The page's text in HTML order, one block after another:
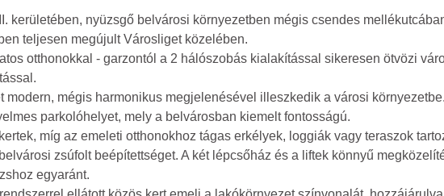
kerületében, nyüzsgő belvárosi környezetben mégis csendes
teljesen megújult Városliget közelében.
otthonokkal - garzontól a 2 hálószobás kialakítással sikeresen ötvözi
modern, mégis harmonikus megjelenésével illeszkedik a városi
parkolóhelyet, mely a belvárosban kiemelt fontosságú.
míg az emeleti otthonokhoz tágas erkélyek, loggiák vagy teraszok
zsúfolt beépítettséget. A két lépcsőház és a liftek könnyű
egyaránt.